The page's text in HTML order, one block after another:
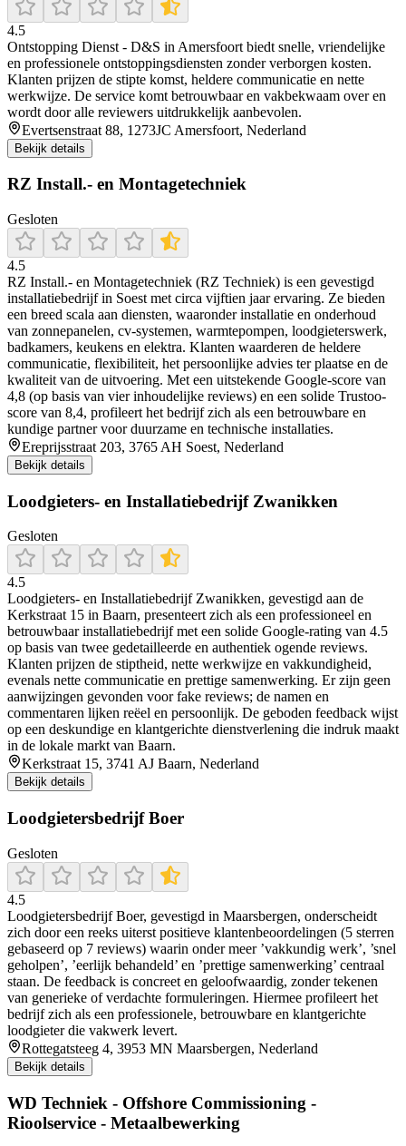
4.5
Ontstopping Dienst - D&S in Amersfoort biedt snelle, vriendelijke
en professionele ontstoppingsdiensten zonder verborgen kosten.
Klanten prijzen de stipte komst, heldere communicatie en nette
werkwijze. De service komt betrouwbaar en vakbekwaam over en
wordt door alle reviewers uitdrukkelijk aanbevolen.
Evertsenstraat 88, 1273JC Amersfoort, Nederland
Bekijk details
RZ Install.- en Montagetechniek
Gesloten
4.5
RZ Install.- en Montagetechniek (RZ Techniek) is een gevestigd
installatiebedrijf in Soest met circa vijftien jaar ervaring. Ze bieden
een breed scala aan diensten, waaronder installatie en onderhoud
van zonnepanelen, cv-systemen, warmtepompen, loodgieterswerk,
badkamers, keukens en elektra. Klanten waarderen de heldere
communicatie, flexibiliteit, het persoonlijke advies ter plaatse en de
kwaliteit van de uitvoering. Met een uitstekende Google-score van
4,8 (op basis van vier inhoudelijke reviews) en een solide Trustoo-
score van 8,4, profileert het bedrijf zich als een betrouwbare en
kundige partner voor duurzame en technische installaties.
Ereprijsstraat 203, 3765 AH Soest, Nederland
Bekijk details
Loodgieters- en Installatiebedrijf Zwanikken
Gesloten
4.5
Loodgieters‑ en Installatiebedrijf Zwanikken, gevestigd aan de
Kerkstraat 15 in Baarn, presenteert zich als een professioneel en
betrouwbaar installatiebedrijf met een solide Google‑rating van 4.5
op basis van twee gedetailleerde en authentiek ogende reviews.
Klanten prijzen de stiptheid, nette werkwijze en vakkundigheid,
evenals nette communicatie en prettige samenwerking. Er zijn geen
aanwijzingen gevonden voor fake reviews; de namen en
commentaren lijken reëel en persoonlijk. De geboden feedback wijst
op een deskundige en klantgerichte dienstverlening die indruk maakt
in de lokale markt van Baarn.
Kerkstraat 15, 3741 AJ Baarn, Nederland
Bekijk details
Loodgietersbedrijf Boer
Gesloten
4.5
Loodgietersbedrijf Boer, gevestigd in Maarsbergen, onderscheidt
zich door een reeks uiterst positieve klantenbeoordelingen (5 sterren
gebaseerd op 7 reviews) waarin onder meer ’vakkundig werk’, ’snel
geholpen’, ’eerlijk behandeld’ en ’prettige samenwerking’ centraal
staan. De feedback is concreet en geloofwaardig, zonder tekenen
van generieke of verdachte formuleringen. Hiermee profileert het
bedrijf zich als een professionele, betrouwbare en klantgerichte
loodgieter die vakwerk levert.
Rottegatsteeg 4, 3953 MN Maarsbergen, Nederland
Bekijk details
WD Techniek - Offshore Commissioning -
Rioolservice - Metaalbewerking